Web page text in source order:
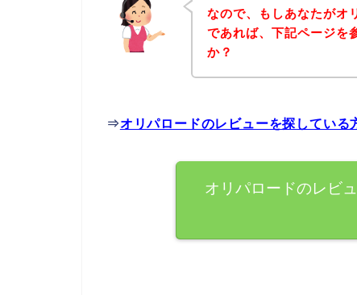
なので、もしあなたがオ
であれば、下記ページを
か？
⇒オリパロードのレビューを探している
オリパロードのレビ